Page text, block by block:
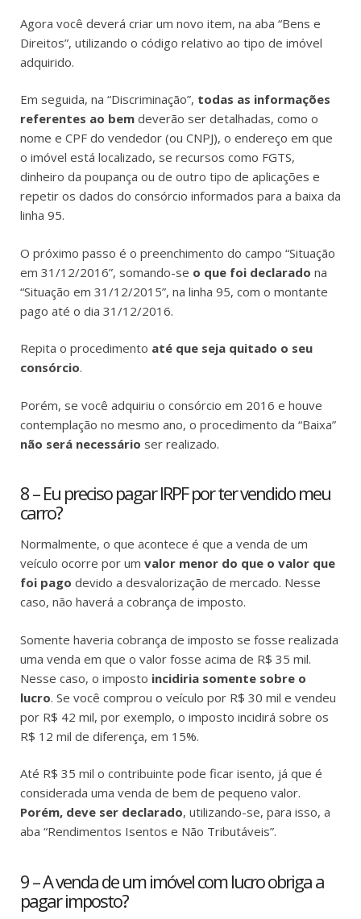
Agora você deverá criar um novo item, na aba “Bens e
Direitos”, utilizando o código relativo ao tipo de imóvel
adquirido.
Em seguida, na “Discriminação”, todas as informações
referentes ao bem deverão ser detalhadas, como o
nome e CPF do vendedor (ou CNPJ), o endereço em que
o imóvel está localizado, se recursos como FGTS,
dinheiro da poupança ou de outro tipo de aplicações e
repetir os dados do consórcio informados para a baixa da
linha 95.
O próximo passo é o preenchimento do campo “Situação
em 31/12/2016”, somando-se o que foi declarado na
“Situação em 31/12/2015”, na linha 95, com o montante
pago até o dia 31/12/2016.
Repita o procedimento até que seja quitado o seu
consórcio.
Porém, se você adquiriu o consórcio em 2016 e houve
contemplação no mesmo ano, o procedimento da “Baixa”
não será necessário ser realizado.
8 – Eu preciso pagar IRPF por ter vendido meu
carro?
Normalmente, o que acontece é que a venda de um
veículo ocorre por um valor menor do que o valor que
foi pago devido a desvalorização de mercado. Nesse
caso, não haverá a cobrança de imposto.
Somente haveria cobrança de imposto se fosse realizada
uma venda em que o valor fosse acima de R$ 35 mil.
Nesse caso, o imposto incidiria somente sobre o
lucro. Se você comprou o veículo por R$ 30 mil e vendeu
por R$ 42 mil, por exemplo, o imposto incidirá sobre os
R$ 12 mil de diferença, em 15%.
Até R$ 35 mil o contribuinte pode ficar isento, já que é
considerada uma venda de bem de pequeno valor.
Porém, deve ser declarado, utilizando-se, para isso, a
aba “Rendimentos Isentos e Não Tributáveis”.
9 – A venda de um imóvel com lucro obriga a
pagar imposto?